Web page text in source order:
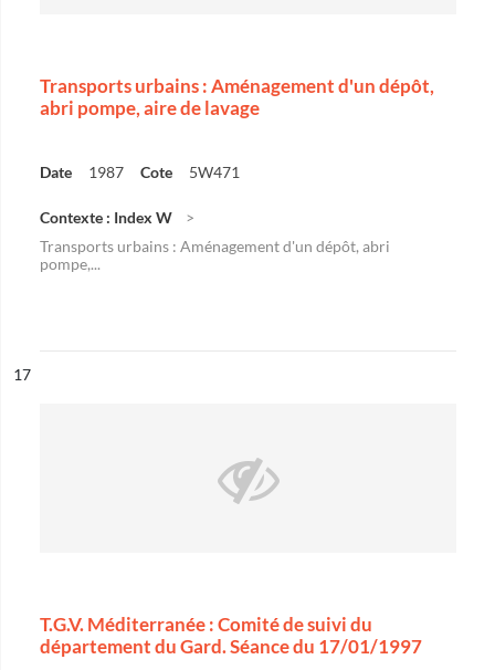
Transports urbains : Aménagement d'un dépôt,
abri pompe, aire de lavage
Date 1987 Cote 5W471
Contexte : Index W
Transports urbains : Aménagement d'un dépôt, abri
pompe,...
n°
17
T.G.V. Méditerranée : Comité de suivi du
département du Gard. Séance du 17/01/1997